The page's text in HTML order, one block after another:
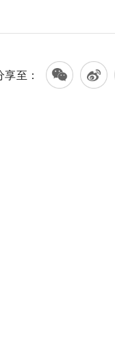
享至：